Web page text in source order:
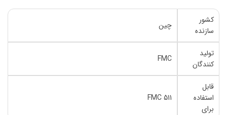
کشور
سازنده
چین
تولید
کنندگان
FMC
قابل
استفاده
برای
FMC 511